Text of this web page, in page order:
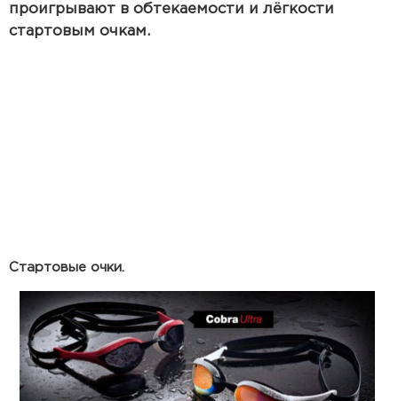
проигрывают в обтекаемости и лёгкости
стартовым очкам.
Стартовые очки.